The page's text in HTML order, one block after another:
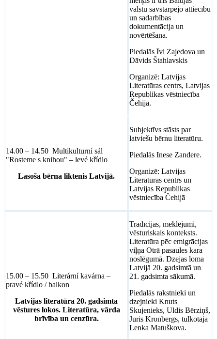
valstu savstarpējo attiecību
un sadarbības
dokumentācija un
novērtēšana.
Piedalās Īvi Zajedova un
Dāvids Štahlavskis
Organizē: Latvijas
Literatūras centrs, Latvijas
Republikas vēstniecība
Čehijā.
14.00 – 14.50 Multikulturní sál
"Rosteme s knihou" – levé křídlo
Lasoša bērna liktenis Latvijā.
Subjektīvs stāsts par
latviešu bērnu literatūru.
Piedalās Inese Zandere.
Organizē: Latvijas
Literatūras centrs un
Latvijas Republikas
vēstniecība Čehijā
15.00 – 15.50 Literární kavárna –
pravé křídlo / balkon
Latvijas literatūra 20. gadsimta
vēstures lokos. Literatūra, vārda
brīvība un cenzūra.
Tradīcijas, meklējumi,
vēsturiskais konteksts.
Literatūra pēc emigrācijas
viļņa Otrā pasaules kara
noslēgumā. Dzejas loma
Latvijā 20. gadsimtā un
21. gadsimta sākumā.
Piedalās rakstnieki un
dzejnieki Knuts
Skujenieks, Uldis Bērziņš,
Juris Kronbergs, tulkotāja
Lenka Matuškova.